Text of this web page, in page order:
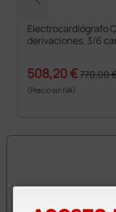
Electrocardiógrafo
derivaciones, 3/6
508,20 €770,00
(Precio sin IVA)